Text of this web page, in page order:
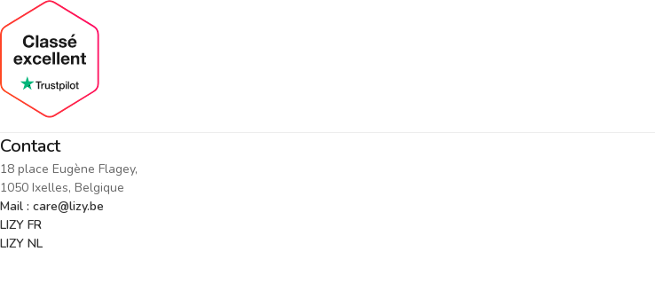
Contact
18 place Eugène Flagey,
1050 Ixelles, Belgique
Mail : care@lizy.be
LIZY FR
LIZY NL